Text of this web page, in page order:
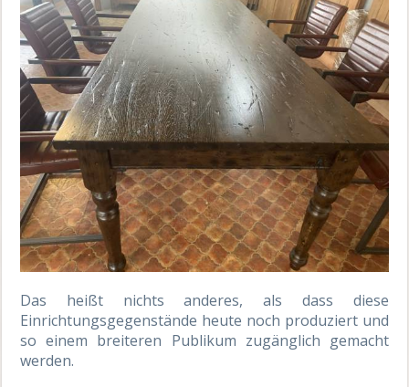
Das heißt nichts anderes, als dass diese
Einrichtungsgegenstände heute noch produziert und
so einem breiteren Publikum zugänglich gemacht
werden.